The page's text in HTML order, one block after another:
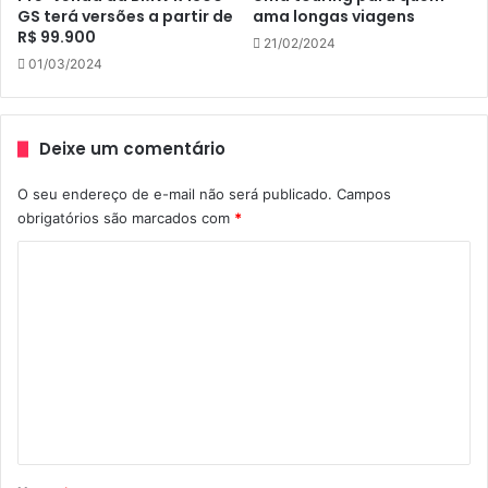
cilindros com 1.800 centímetros cúbicos.
componentes de alumínio polido a mão e um moderno
sistema de arrefecimento a ar e óleo.
GS terá versões a partir de
R$ 99.900
01/03/2024
ama longas viagens
21/02/2024
Deixe um comentário
O seu endereço de e-mail não será publicado. Campos
obrigatórios são marcados com *